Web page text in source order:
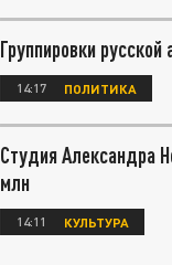
Группировки
14:17 ПОЛИТИКА
Студия Александра
млн
14:11 КУЛЬТУРА